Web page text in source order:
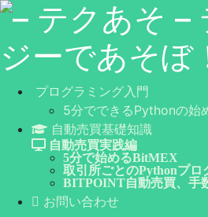
プログラミング入門
5分でできるPythonの始
自動売買基礎知識
自動売買実践編
5分で始めるBitMEX
取引所ごとのPythonプロ
BITPOINT自動売買、手
お問い合わせ